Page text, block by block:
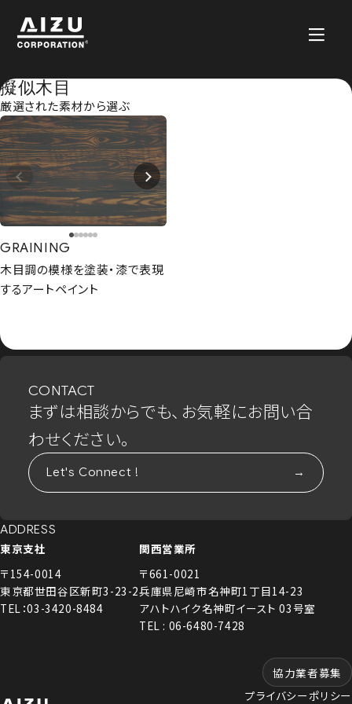
擬似木目
厳選された素材から選ぶ
GRAINING
木目調の模様を塗装・漆で表現
するアートペイント
CONTACT
まずは相談からでも、お気軽にお問い合
わせください。
Let's Connect !
ADDRESS
東京支社
〒154-0014
東京都世田谷区新町3-23-2
TEL：03-3420-8484
関西営業所
〒661-0021
兵庫県尼崎市名神町1丁目14-23
アハトハイク名神町イースト 03号室
TEL : 06-6480-7428
協力業者募集
プライバシーポリシー